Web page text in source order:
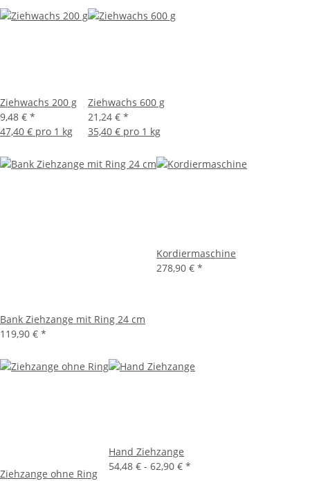
Ziehwachs 200 g
9,48 € *
47,40 € pro 1 kg
Ziehwachs 600 g
21,24 € *
35,40 € pro 1 kg
Bank Ziehzange mit Ring 24 cm
119,90 € *
Kordiermaschine
278,90 € *
Ziehzange ohne Ring
Hand Ziehzange
54,48 € - 62,90 € *